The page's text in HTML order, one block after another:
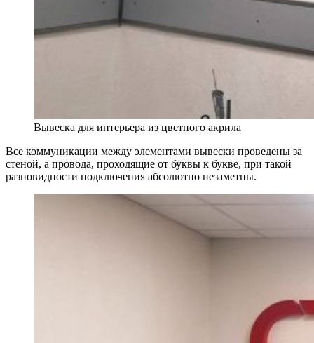
Вывеска для интерьера из цветного акрила
Все коммуникации между элементами вывески проведены за
стеной, а провода, проходящие от буквы к букве, при такой
разновидности подключения абсолютно незаметны.